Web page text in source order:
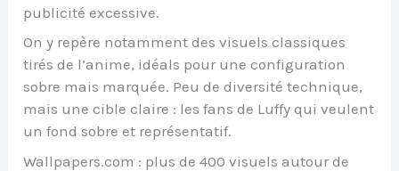
publicité excessive.
On y repère notamment des visuels classiques
tirés de l’anime, idéals pour une configuration
sobre mais marquée. Peu de diversité technique,
mais une cible claire : les fans de Luffy qui veulent
un fond sobre et représentatif.
Wallpapers.com : plus de 400 visuels autour de